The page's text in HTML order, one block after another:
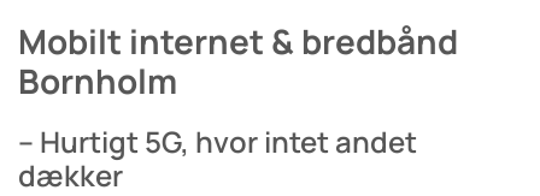
Mobilt internet & bredbånd
Bornholm
– Hurtigt 5G, hvor intet andet
dækker